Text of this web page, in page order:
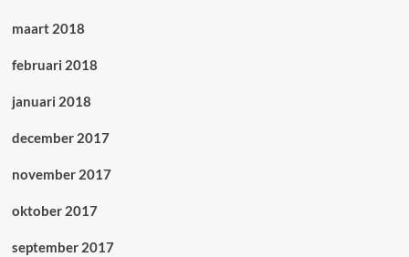
maart 2018
februari 2018
januari 2018
december 2017
november 2017
oktober 2017
september 2017